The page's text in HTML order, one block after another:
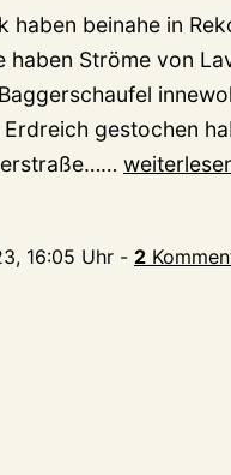
haben beinahe in
haben Ströme von
gestochen
ist
16:05 Uhr - 2